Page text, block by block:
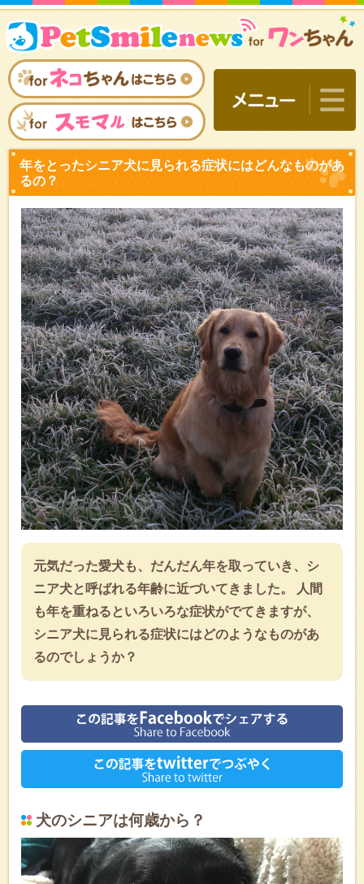
年をとったシニア犬に見ら
るの？
元気だった愛犬も、だんだん年を取っていき、シ
ニア犬と呼ばれる年齢に近づいてきました。 人間
も年を重ねるといろいろな症状がでてきますが、
シニア犬に見られる症状にはどのようなものがあ
るのでしょうか？
犬のシニアは何歳から？